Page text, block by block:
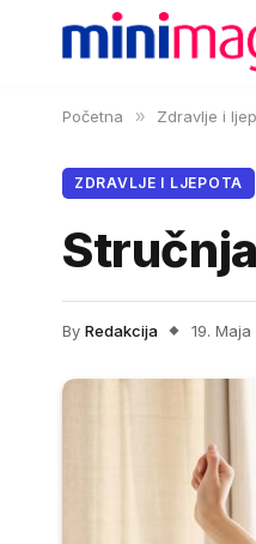
Početna » Zdravlje i
ZDRAVLJE I LJEPOTA
By Redakcija 19.